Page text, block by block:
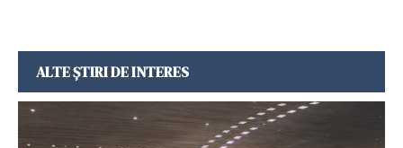
ALTE ȘTIRI DE INTERES